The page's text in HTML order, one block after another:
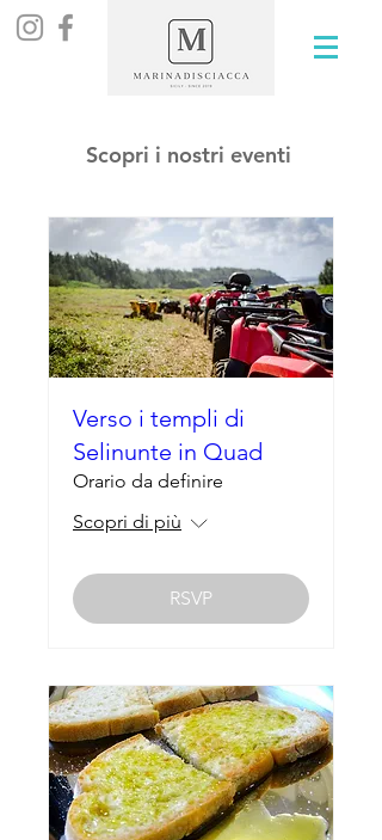
Scopri i nostri eventi
Verso i templi di
Selinunte in Quad
Orario da definire
Scopri di più
RSVP